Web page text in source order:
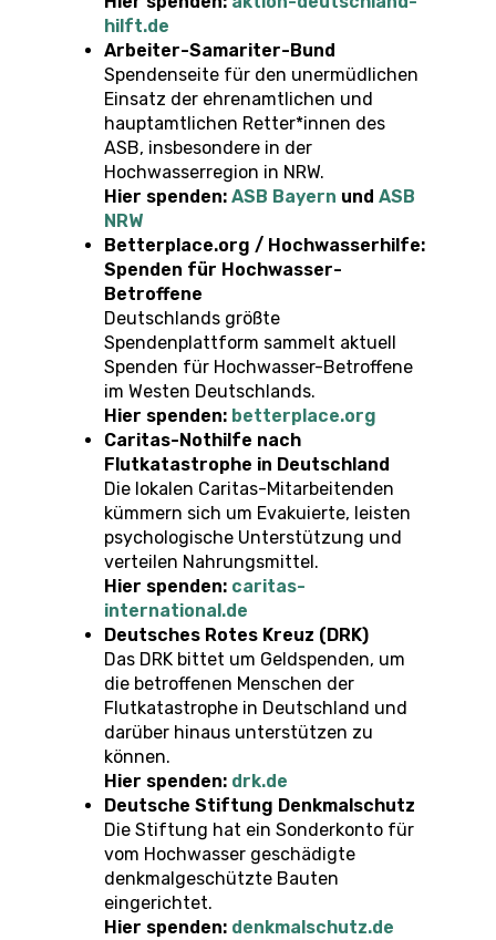
hilft.de
Arbeiter-Samariter-Bund
Spendenseite für den unermüdlichen
Einsatz der ehrenamtlichen und
hauptamtlichen Retter*innen des
ASB, insbesondere in der
Hochwasserregion in NRW.
Hier spenden: ASB Bayern und ASB
NRW
Betterplace.org / Hochwasserhilfe:
Spenden für Hochwasser-
Betroffene
Deutschlands größte
Spendenplattform sammelt aktuell
Spenden für Hochwasser-Betroffene
im Westen Deutschlands.
Hier spenden: betterplace.org
Caritas-Nothilfe nach
Flutkatastrophe in Deutschland
Die lokalen Caritas-Mitarbeitenden
kümmern sich um Evakuierte, leisten
psychologische Unterstützung und
verteilen Nahrungsmittel.
Hier spenden: caritas-
international.de
Deutsches Rotes Kreuz (DRK)
Das DRK bittet um Geldspenden, um
die betroffenen Menschen der
Flutkatastrophe in Deutschland und
darüber hinaus unterstützen zu
können.
Hier spenden: drk.de
Deutsche Stiftung Denkmalschutz
Die Stiftung hat ein Sonderkonto für
vom Hochwasser geschädigte
denkmalgeschützte Bauten
eingerichtet.
Hier spenden: denkmalschutz.de